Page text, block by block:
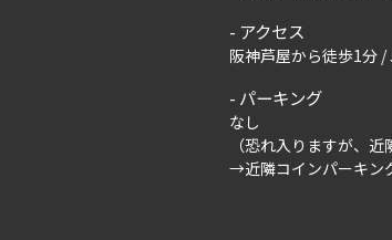
アクセス
阪神芦屋から徒歩1分
パーキング
なし
（恐れ入りますが、
→近隣コインパーキン